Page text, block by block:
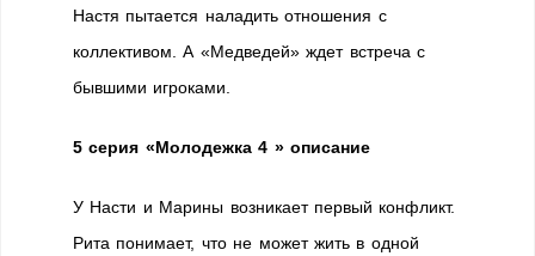
Настя пытается наладить отношения с
коллективом. А «Медведей» ждет встреча с
бывшими игроками.
5 серия «Молодежка 4 » описание
У Насти и Марины возникает первый конфликт.
Рита понимает, что не может жить в одной